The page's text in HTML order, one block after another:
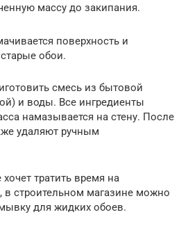
массу до закипания.
поверхность и
обои.
смесь из бытовой
и воды. Все ингредиенты
намазывается на стену. После
удаляют ручным
тратить время на
в строительном магазине можно
для жидких обоев.